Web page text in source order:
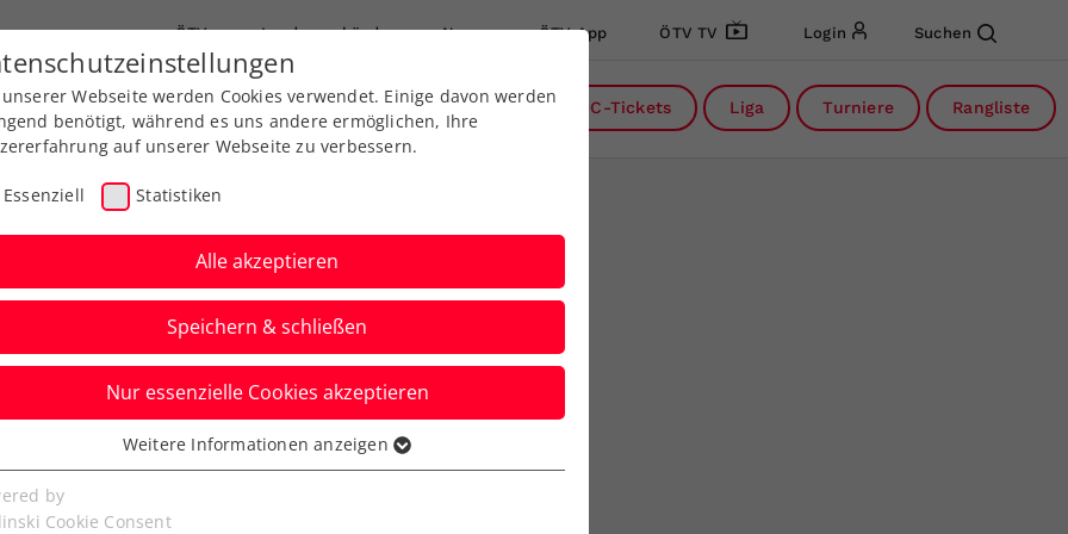
ÖTV Landesverbände News ÖTV App ÖTV TV Login Suchen
Ausbildung Services Über uns DC-Tickets Liga Turniere Rangliste
Challenger:
Bad Waltersdorf
Webseite werden Cookies verwendet. Einige davon werden
benötigt, während es uns andere ermöglichen, Ihre
auf unserer Webseite zu verbessern.
Essenziell Statistiken
Alle akzeptieren
Speichern & schließen
Nur essenzielle Cookies akzeptieren
Cookies werden für grundlegende Funktionen der
benötigt. Dadurch ist gewährleistet, dass die Webseite
Weitere Informationen anzeigen
by
Cookie Consent